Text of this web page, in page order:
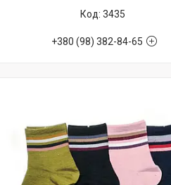
3435
+380 (98) 382-84-65